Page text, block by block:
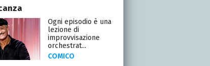
Ogni episodio è una
lezione di
improvvisazione
orchestrat...
COMICO